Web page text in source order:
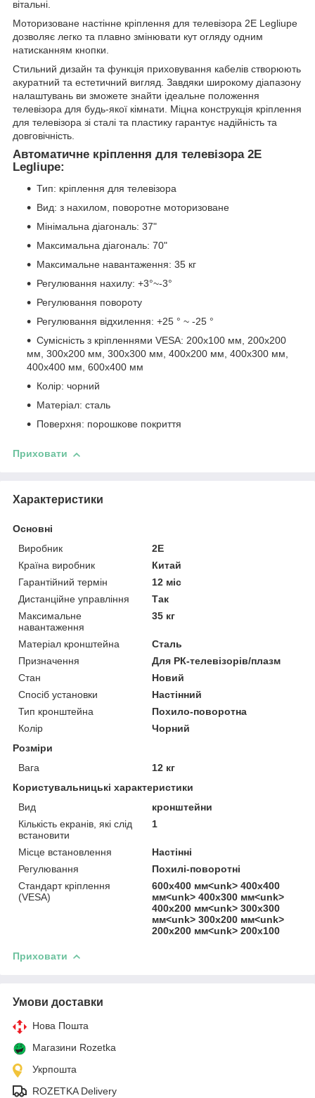
вітальні.
Моторизоване настінне кріплення для телевізора 2E Legliupe
дозволяє легко та плавно змінювати кут огляду одним
натисканням кнопки.
Стильний дизайн та функція приховування кабелів створюють
акуратний та естетичний вигляд. Завдяки широкому діапазону
налаштувань ви зможете знайти ідеальне положення
телевізора для будь-якої кімнати. Міцна конструкція кріплення
для телевізора зі сталі та пластику гарантує надійність та
довговічність.
Автоматичне кріплення для телевізора 2E
Legliupe:
Тип: кріплення для телевізора
Вид: з нахилом, поворотне моторизоване
Мінімальна діагональ: 37"
Максимальна діагональ: 70"
Максимальне навантаження: 35 кг
Регулювання нахилу: +3°~-3°
Регулювання повороту
Регулювання відхилення: +25 ° ~ -25 °
Сумісність з кріпленнями VESA: 200x100 мм, 200x200
мм, 300x200 мм, 300x300 мм, 400x200 мм, 400x300 мм,
400x400 мм, 600x400 мм
Колір: чорний
Матеріал: сталь
Поверхня: порошкове покриття
Приховати
Характеристики
Основні
Виробник
2E
Країна виробник
Китай
Гарантійний термін
12 міс
Дистанційне управління
Так
Максимальне
навантаження
35 кг
Матеріал кронштейна
Сталь
Призначення
Для РК-телевізорів/плазм
Стан
Новий
Спосіб установки
Настінний
Тип кронштейна
Похило-поворотна
Колір
Чорний
Розміри
Вага
12 кг
Користувальницькі характеристики
Вид
кронштейни
Кількість екранів, які слід
встановити
1
Місце встановлення
Настінні
Регулювання
Похилі-поворотні
Стандарт кріплення
(VESA)
600x400 мм<unk> 400x400
мм<unk> 400x300 мм<unk>
400x200 мм<unk> 300x300
мм<unk> 300x200 мм<unk>
200x200 мм<unk> 200x100
Приховати
Умови доставки
Нова Пошта
Магазини Rozetka
Укрпошта
ROZETKA Delivery